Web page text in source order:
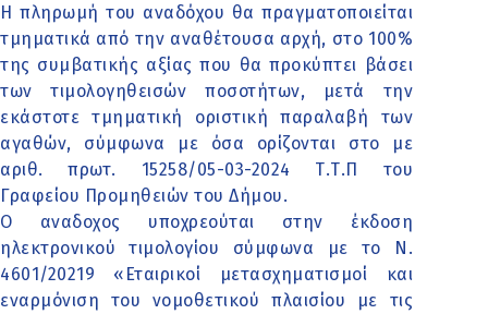
Η πληρωμή του αναδόχου θα πραγματοποιείται
τμηματικά από την αναθέτουσα αρχή, στο 100%
της συμβατικής αξίας που θα προκύπτει βάσει
των τιμολογηθεισών ποσοτήτων, μετά την
εκάστοτε τμηματική οριστική παραλαβή των
αγαθών, σύμφωνα με όσα ορίζονται στο με
αριθ. πρωτ. 15258/05-03-2024 Τ.Τ.Π του
Γραφείου Προμηθειών του Δήμου.
Ο αναδοχος υποχρεούται στην έκδοση
ηλεκτρονικού τιμολογίου σύμφωνα με το Ν.
4601/20219 «Εταιρικοί μετασχηματισμοί και
εναρμόνιση του νομοθετικού πλαισίου με τις